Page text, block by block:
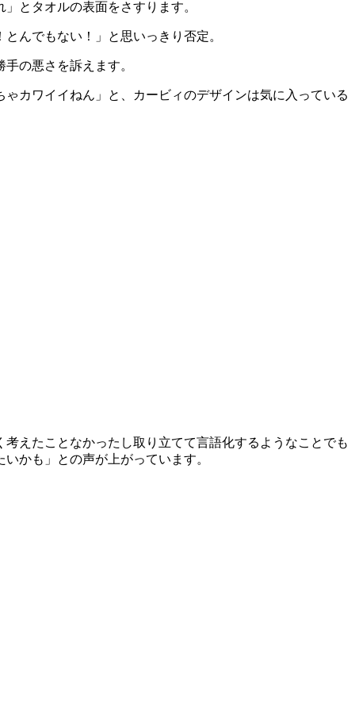
とタオルの表面をさすります。
んでもない！」と思いっきり否定。
の悪さを訴えます。
カワイイねん」と、カービィのデザインは気に入っている
えたことなかったし取り立てて言語化するようなことでも
かも」との声が上がっています。